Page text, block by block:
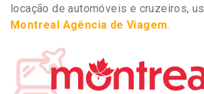
locação de automóveis e cruzeiros,
Montreal Agência de Viagem.